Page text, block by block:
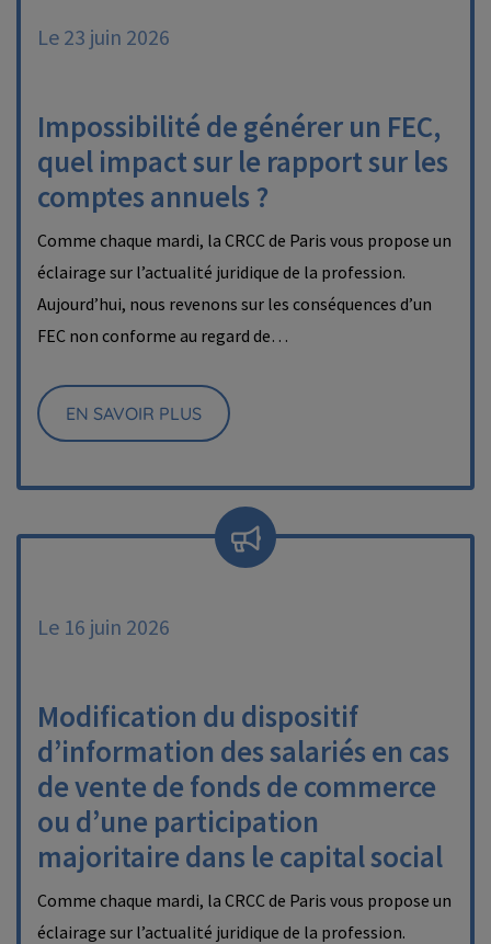
Le 23 juin 2026
Impossibilité de générer un FEC,
quel impact sur le rapport sur les
comptes annuels ?
Comme chaque mardi, la CRCC de Paris vous propose un
éclairage sur l’actualité juridique de la profession.
Aujourd’hui, nous revenons sur les conséquences d’un
FEC non conforme au regard de…
EN SAVOIR PLUS
Le 16 juin 2026
Modification du dispositif
d’information des salariés en cas
de vente de fonds de commerce
ou d’une participation
majoritaire dans le capital social
Comme chaque mardi, la CRCC de Paris vous propose un
éclairage sur l’actualité juridique de la profession.